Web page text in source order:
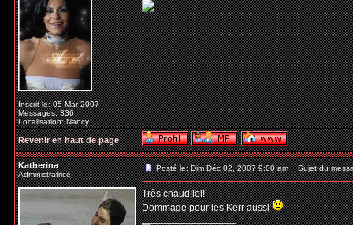
Inscrit le: 05 Mar 2007
Messages: 336
Localisation: Nancy
Revenir en haut de page
Katherina
Administratrice
Posté le: Dim Déc 02, 2007 9:00 am Sujet du
Très chaud!lol!
Dommage pour les Kerr aussi
_________________